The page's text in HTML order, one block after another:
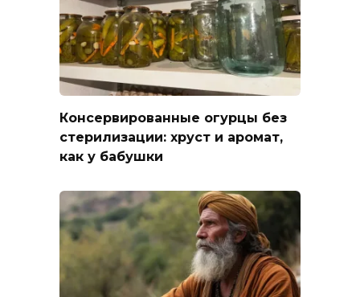
Консервированные огурцы без
стерилизации: хруст и аромат,
как у бабушки